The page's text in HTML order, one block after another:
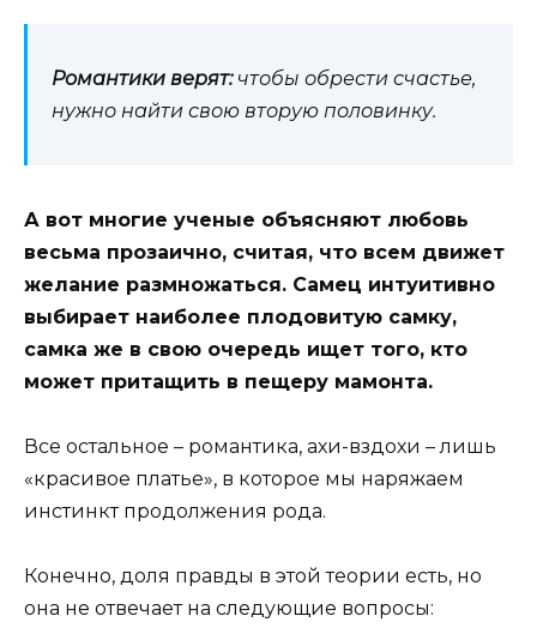
Романтики верят:чтобы обрести счастье,
нужно найти свою вторую половинку.
А вот многие ученые объясняют любовь
весьма прозаично, считая, что всем движет
желание размножаться. Самец интуитивно
выбирает наиболее плодовитую самку,
самка же в свою очередь ищет того, кто
может притащить в пещеру мамонта.
Все остальное – романтика, ахи-вздохи – лишь
«красивое платье», в которое мы наряжаем
инстинкт продолжения рода.
Конечно, доля правды в этой теории есть, но
она не отвечает на следующие вопросы: